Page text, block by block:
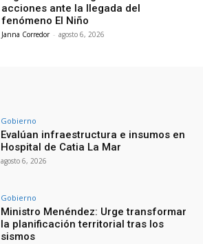
acciones ante la llegada del
fenómeno El Niño
Janna Corredor - agosto 6, 2026
Gobierno
Evalúan infraestructura e insumos en
Hospital de Catia La Mar
agosto 6, 2026
Gobierno
Ministro Menéndez: Urge transformar
la planificación territorial tras los
sismos